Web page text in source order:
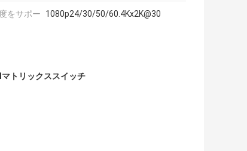
をサポー
1080p24/30/50/60.4Kx2K@30
トリックススイッチ